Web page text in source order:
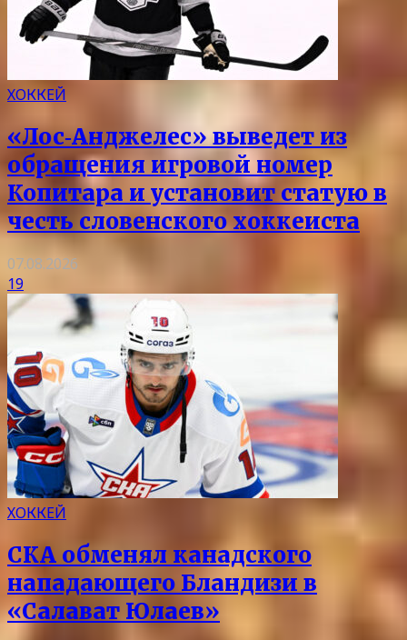
ХОККЕЙ
«Лос‑Анджелес» выведет из
обращения игровой номер
Копитара и установит статую в
честь словенского хоккеиста
07.08.2026
19
ХОККЕЙ
СКА обменял канадского
нападающего Бландизи в
«Салават Юлаев»